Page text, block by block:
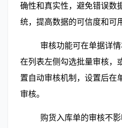
确性和真实性，避免错误数
统，提高数据的可信度和可
在列表左侧勾选批量审核，
置自动审核机制，设置后在
审核。